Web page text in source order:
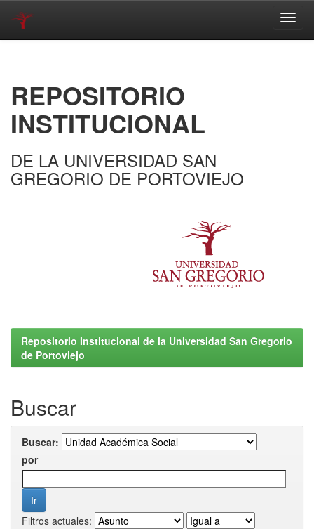
REPOSITORIO
INSTITUCIONAL
DE LA UNIVERSIDAD SAN
GREGORIO DE PORTOVIEJO
Repositorio Institucional de la Universidad San Gregorio
de Portoviejo
Buscar
Buscar:
por
Filtros actuales: